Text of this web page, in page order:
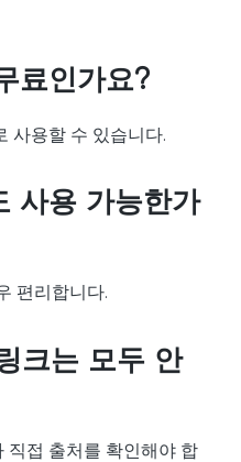
료인가요?
사용할 수 있습니다.
사용 가능한가
편리합니다.
크는 모두 안
직접 출처를 확인해야 합